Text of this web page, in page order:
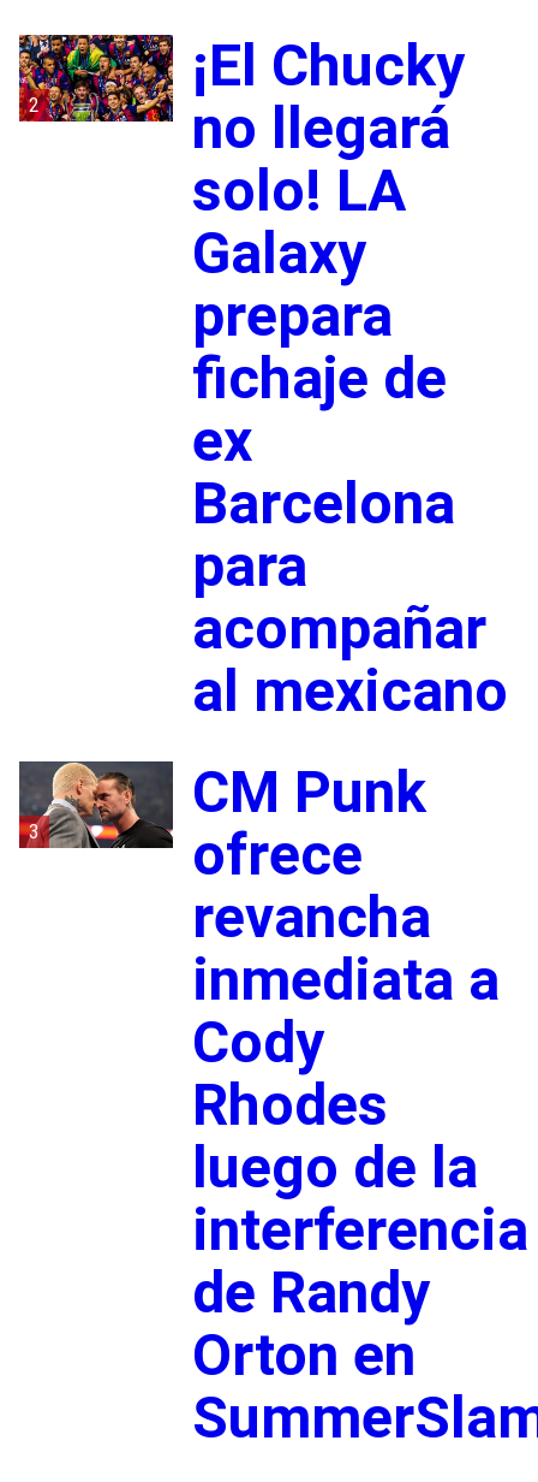
2
¡El Chucky
no llegará
solo! LA
Galaxy
prepara
fichaje de
ex
Barcelona
para
acompañar
al mexicano
3
CM Punk
ofrece
revancha
inmediata a
Cody
Rhodes
luego de la
interferencia
de Randy
Orton en